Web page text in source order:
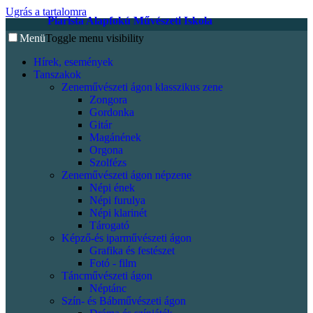
Ugrás a tartalomra
Piarista Alapfokú Művészeti Iskola
MenüToggle menu visibility
Hírek, események
Tanszakok
Zeneművészeti ágon klasszikus zene
Zongora
Gordonka
Gitár
Magánének
Orgona
Szolfézs
Zeneművészeti ágon népzene
Népi ének
Népi furulya
Népi klarinét
Tárogató
Képző-és iparművészeti ágon
Grafika és festészet
Fotó - film
Táncművészeti ágon
Néptánc
Szín- és Bábművészeti ágon